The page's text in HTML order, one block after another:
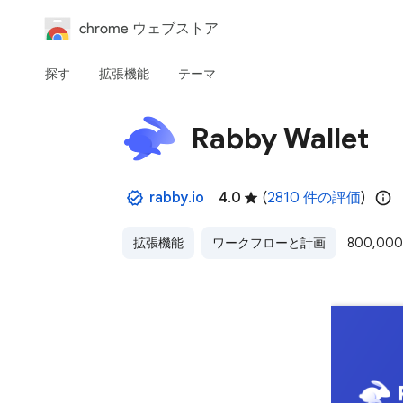
chrome ウェブストア
探す 拡張機能 テーマ
Rabby Wallet
rabby.io 4.0 (2810 件の評価)
拡張機能 ワークフローと計画 800,000